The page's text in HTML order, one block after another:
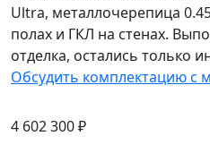
Ultra, металлочерепица
полах и ГКЛ на стенах.
отделка, остались только
Обсудить комплектацию с
4 602 300 ₽